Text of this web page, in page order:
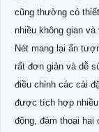
cũng thường có
nhiều không gian và
Nét mang lại ấn
rất đơn giản và dễ
điều chỉnh các cài
được tích hợp nhiều
động, đàm thoại hai